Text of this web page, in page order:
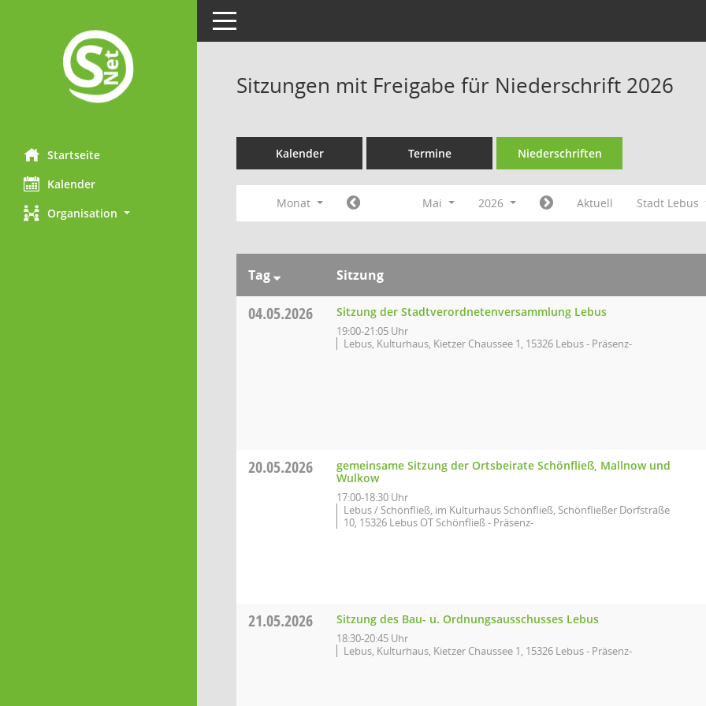
Startseite
Kalender
Organisation
Toggle navigation
Sitzungen mit Freigabe für Niederschrift 2026
Kalender Termine Niederschriften
Monat Mai 2026 Aktuell Stadt Lebus
Tag Sitzung
04.05.2026 Sitzung der Stadtverordnetenversammlung Lebus
19:00-21:05 Uhr
Lebus, Kulturhaus, Kietzer Chaussee 1, 15326 Lebus - Präsenz-
20.05.2026
gemeinsame Sitzung der Ortsbeirate Schönfließ, Mallnow und
Wulkow
17:00-18:30 Uhr
Lebus / Schönfließ, im Kulturhaus Schönfließ, Schönfließer Dorfstraße
10, 15326 Lebus OT Schönfließ - Präsenz-
21.05.2026 Sitzung des Bau- u. Ordnungsausschusses Lebus
18:30-20:45 Uhr
Lebus, Kulturhaus, Kietzer Chaussee 1, 15326 Lebus - Präsenz-